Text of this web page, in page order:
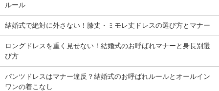
ルール
結婚式で絶対に外さない！膝丈・ミモレ丈ドレスの選び方とマナー
ロングドレスを重く見せない！結婚式のお呼ばれマナーと身長別選
び方
パンツドレスはマナー違反？結婚式のお呼ばれルールとオールイン
ワンの着こなし